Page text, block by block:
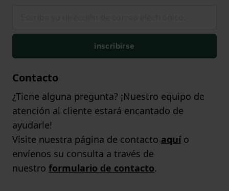
inscribirse
Contacto
¿Tiene alguna pregunta? ¡Nuestro equipo de
atención al cliente estará encantado de
ayudarle!
Visite nuestra página de contacto aquío
envíenos su consulta a través de
nuestro formulario de contacto.